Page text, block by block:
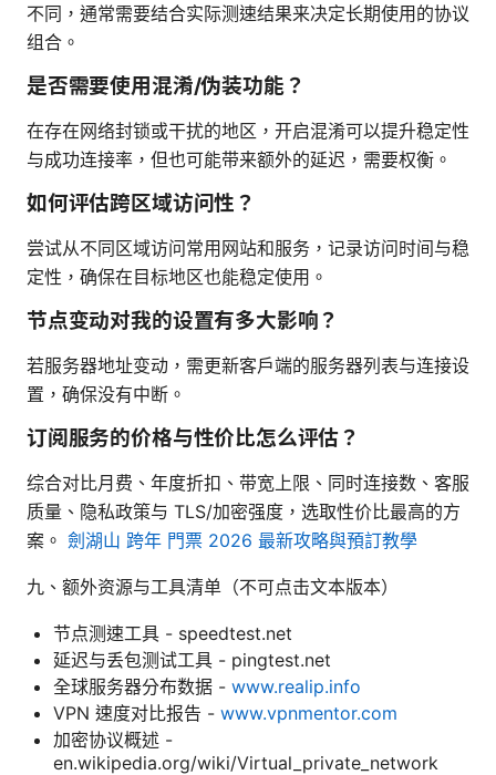
不同，通常需要结合实际测速结果来决定长期使用的协议
组合。
是否需要使用混淆/伪装功能？
在存在网络封锁或干扰的地区，开启混淆可以提升稳定性
与成功连接率，但也可能带来额外的延迟，需要权衡。
如何评估跨区域访问性？
尝试从不同区域访问常用网站和服务，记录访问时间与稳
定性，确保在目标地区也能稳定使用。
节点变动对我的设置有多大影响？
若服务器地址变动，需更新客户端的服务器列表与连接设
置，确保没有中断。
订阅服务的价格与性价比怎么评估？
综合对比月费、年度折扣、带宽上限、同时连接数、客服
质量、隐私政策与 TLS/加密强度，选取性价比最高的方
案。 劍湖山 跨年 門票 2026 最新攻略與預訂教學
九、额外资源与工具清单（不可点击文本版本）
节点测速工具 - speedtest.net
延迟与丢包测试工具 - pingtest.net
全球服务器分布数据 - www.realip.info
VPN 速度对比报告 - www.vpnmentor.com
加密协议概述 -
en.wikipedia.org/wiki/Virtual_private_network